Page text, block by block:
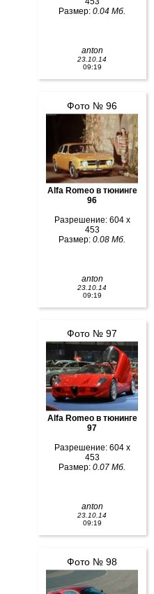
Размер: 0.04 Мб.
anton
23.10.14
09:19
Фото № 96
Alfa Romeo в тюнинге
96
Разрешение: 604 x
453
Размер: 0.08 Мб.
anton
23.10.14
09:19
Фото № 97
Alfa Romeo в тюнинге
97
Разрешение: 604 x
453
Размер: 0.07 Мб.
anton
23.10.14
09:19
Фото № 98